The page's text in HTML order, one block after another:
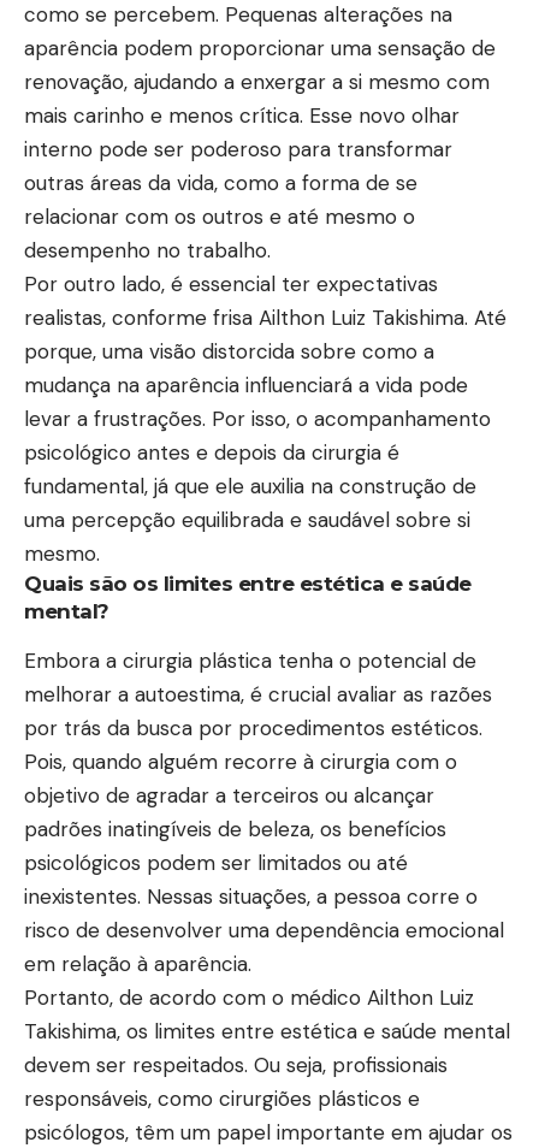
como se percebem. Pequenas alterações na
aparência podem proporcionar uma sensação de
renovação, ajudando a enxergar a si mesmo com
mais carinho e menos crítica. Esse novo olhar
interno pode ser poderoso para transformar
outras áreas da vida, como a forma de se
relacionar com os outros e até mesmo o
desempenho no trabalho.
Por outro lado, é essencial ter expectativas
realistas, conforme frisa Ailthon Luiz Takishima. Até
porque, uma visão distorcida sobre como a
mudança na aparência influenciará a vida pode
levar a frustrações. Por isso, o acompanhamento
psicológico antes e depois da cirurgia é
fundamental, já que ele auxilia na construção de
uma percepção equilibrada e saudável sobre si
mesmo.
Quais são os limites entre estética e saúde
mental?
Embora a cirurgia plástica tenha o potencial de
melhorar a autoestima, é crucial avaliar as razões
por trás da busca por procedimentos estéticos.
Pois, quando alguém recorre à cirurgia com o
objetivo de agradar a terceiros ou alcançar
padrões inatingíveis de beleza, os benefícios
psicológicos podem ser limitados ou até
inexistentes. Nessas situações, a pessoa corre o
risco de desenvolver uma dependência emocional
em relação à aparência.
Portanto, de acordo com o médico Ailthon Luiz
Takishima, os limites entre estética e saúde mental
devem ser respeitados. Ou seja, profissionais
responsáveis, como cirurgiões plásticos e
psicólogos, têm um papel importante em ajudar os